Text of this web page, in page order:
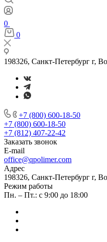
0
0
198326, Санкт-Петербург г,
+7 (800) 600-18-50
+7 (800) 600-18-50
+7 (812) 407-22-42
Заказать звонок
E-mail
office@qpolimer.com
Адрес
198326, Санкт-Петербург г,
Режим работы
Пн. – Пт.: с 9:00 до 18:00